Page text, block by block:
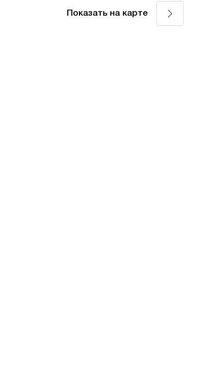
Показать на карте